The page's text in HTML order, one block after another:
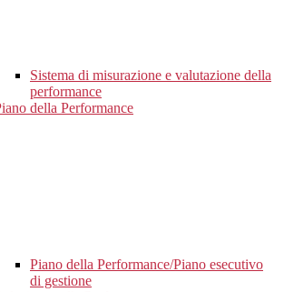
Sistema di misurazione e valutazione della
performance
della Performance
Piano della Performance/Piano esecutivo
di gestione